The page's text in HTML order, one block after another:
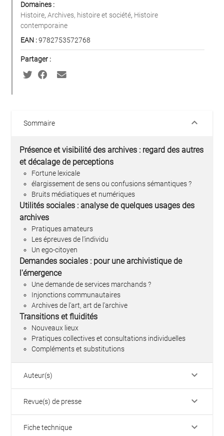
Domaines :
Histoire, Archives, histoire et société, Histoire
contemporaine
EAN :9782753572768
Partager :
Sommaire keyboard_arrow_down
Présence et visibilité des archives : regard des autres
et décalage de perceptions
Fortune lexicale
élargissement de sens ou confusions sémantiques ?
Bruits médiatiques et numériques
Utilités sociales : analyse de quelques usages des
archives
Pratiques amateurs
Les épreuves de l'individu
Un ego-citoyen
Demandes sociales : pour une archivistique de
l'émergence
Une demande de services marchands ?
Injonctions communautaires
Archives de l'art, art de l'archive
Transitions et fluidités
Nouveaux lieux
Pratiques collectives et consultations individuelles
Compléments et substitutions
Auteur(s) keyboard_arrow_down
Revue(s) de presse keyboard_arrow_down
Fiche technique keyboard_arrow_down